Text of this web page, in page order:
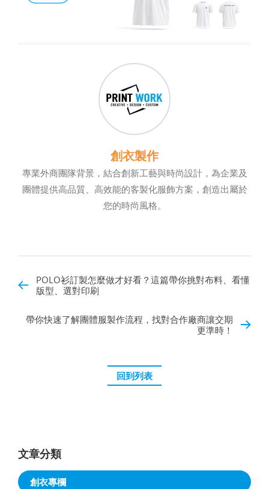
創衣製作
專業外商團隊背景，結合創新工藝與時尚設計，為企業及
團體提供高品質、高效能的客製化服飾方案，創造出屬於
您的時尚風格。
POLO衫訂製怎麼做才好看？這篇帶你挑對布料、看懂
版型、選對印刷
帶你快速了解團體服製作流程，找對合作廠商讓交期
更準時！
回到列表
文章分類
創衣專欄